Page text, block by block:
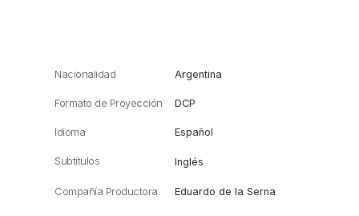
Nacionalidad Argentina
Formato de Proyección DCP
Idioma Español
Subtítulos Inglés
Compañía Productora Eduardo de la Serna